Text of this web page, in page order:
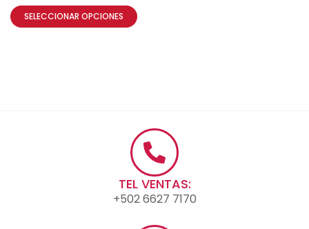
SELECCIONAR OPCIONES
TEL VENTAS:
+502 6627 7170